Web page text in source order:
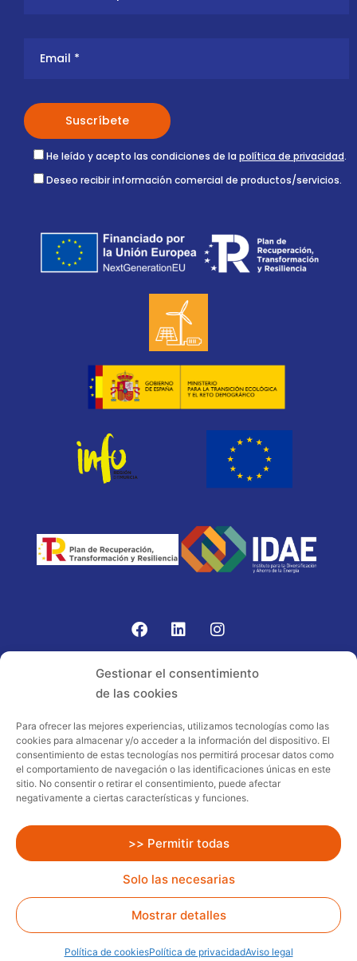
Gestionar el consentimiento
de las cookies
Para ofrecer las mejores experiencias, utilizamos tecnologías como las
cookies para almacenar y/o acceder a la información del dispositivo. El
consentimiento de estas tecnologías nos permitirá procesar datos como
el comportamiento de navegación o las identificaciones únicas en este
sitio. No consentir o retirar el consentimiento, puede afectar
negativamente a ciertas características y funciones.
>> Permitir todas
Solo las necesarias
Mostrar detalles
Política de cookiesPolítica de privacidadAviso legal
He leído y acepto las condiciones de la política de privacidad.
Deseo recibir información comercial de productos/servicios.
Proyecto acogido al programa de
incentivos ligados al autoconsumo y
almacenamiento, con fuentes de energía
renovables, así como a la implantación
sector residencial en el marco del Plan
de Recuperación, Transformación y
Resiliencia, financiado por la Unión
Europea – NextGenerationEU
web: delefant.com